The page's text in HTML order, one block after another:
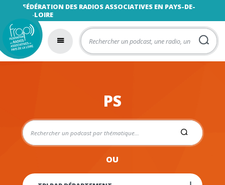
FÉDÉRATION DES RADIOS ASSOCIATIVES EN PAYS-DE-
LA-LOIRE
PS
OU